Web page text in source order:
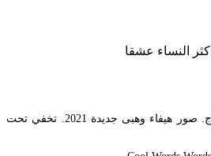
اكثر النساء عشقا
النساء الأكثر عشقا وفق الأبراج. صور هيفاء وهبى جديدة 2021. تخفي تحت